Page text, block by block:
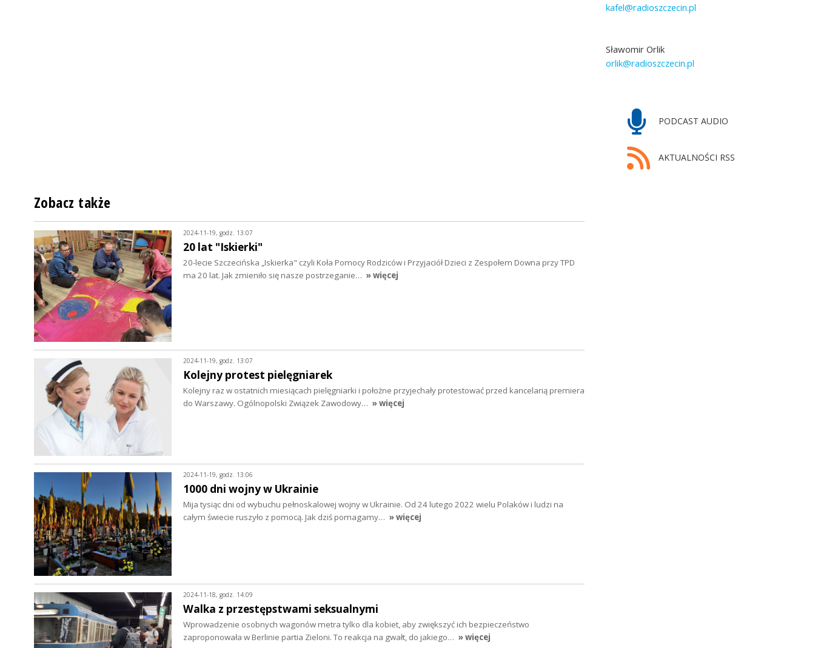
kafel@radioszczecin.pl
Sławomir Orlik
orlik@radioszczecin.pl
PODCAST AUDIO
AKTUALNOŚCI RSS
Zobacz także
2024-11-19, godz. 13:07
20 lat "Iskierki"
20-lecie Szczecińska „Iskierka" czyli Koła Pomocy Rodziców i Przyjaciół Dzieci z Zespołem Downa przy TPD
ma 20 lat. Jak zmieniło się nasze postrzeganie… » więcej
2024-11-19, godz. 13:07
Kolejny protest pielęgniarek
Kolejny raz w ostatnich miesiącach pielęgniarki i położne przyjechały protestować przed kancelarią premiera
do Warszawy. Ogólnopolski Związek Zawodowy… » więcej
2024-11-19, godz. 13:06
1000 dni wojny w Ukrainie
Mija tysiąc dni od wybuchu pełnoskalowej wojny w Ukrainie. Od 24 lutego 2022 wielu Polaków i ludzi na
całym świecie ruszyło z pomocą. Jak dziś pomagamy… » więcej
2024-11-18, godz. 14:09
Walka z przestępstwami seksualnymi
Wprowadzenie osobnych wagonów metra tylko dla kobiet, aby zwiększyć ich bezpieczeństwo
zaproponowała w Berlinie partia Zieloni. To reakcja na gwałt, do jakiego… » więcej